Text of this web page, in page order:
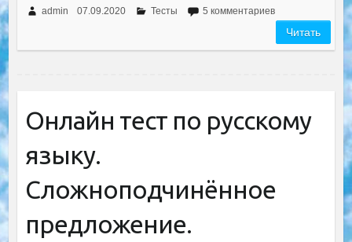
admin 07.09.2020 Тесты 5 комментариев
Читать
Онлайн тест по русскому
языку.
Сложноподчинённое
предложение.